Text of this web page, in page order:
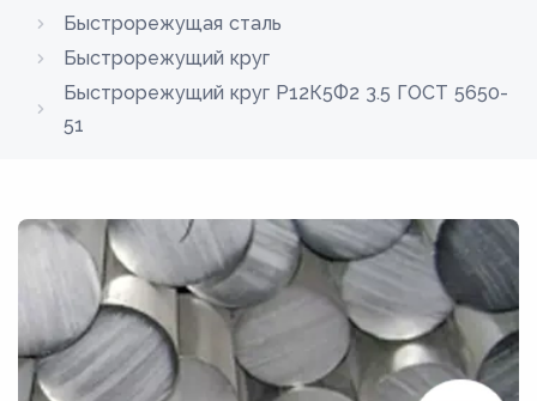
Быстрорежущая сталь
Быстрорежущий круг
Быстрорежущий круг Р12К5Ф2 3.5 ГОСТ 5650-
51